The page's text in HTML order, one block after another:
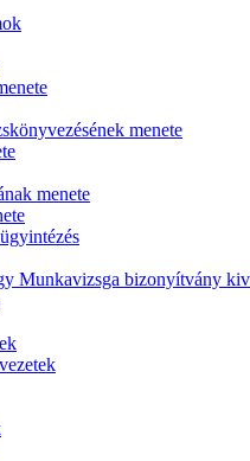
menete
menete
Munkavizsga bizonyítvány